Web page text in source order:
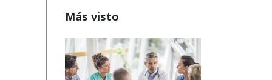
Más visto